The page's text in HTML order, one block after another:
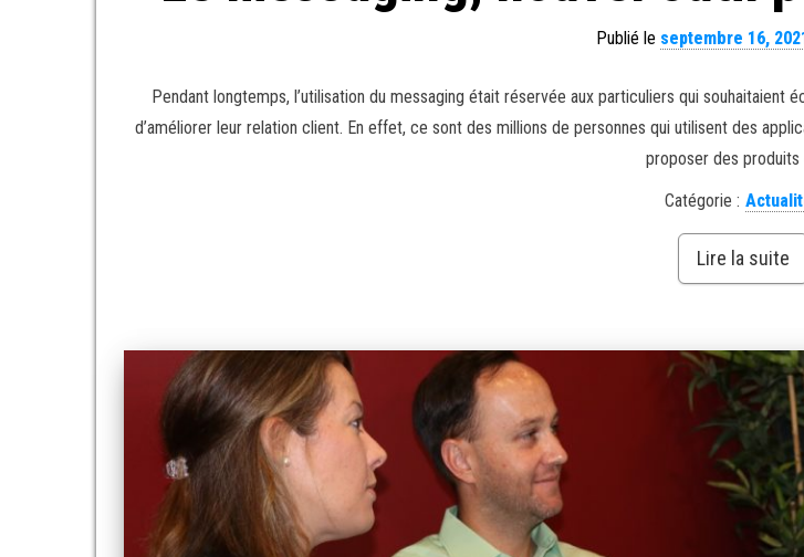
Publié le septembre 16,
Pendant longtemps, l’utilisation du messaging était réservée aux particuliers qui souhaitaient
d’améliorer leur relation client. En effet, ce sont des millions de personnes qui utilisent des
proposer des produits
Catégorie :
Lire la suite